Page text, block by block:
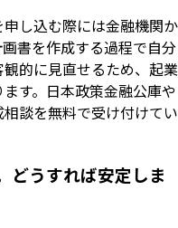
し込む際には金融機関か
書を作成する過程で自分
的に見直せるため、起業
す。日本政策金融公庫や
談を無料で受け付けてい
どうすれば安定しま